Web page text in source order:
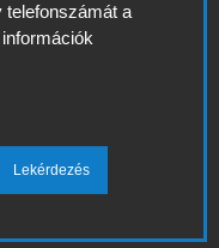
telefonszámát a